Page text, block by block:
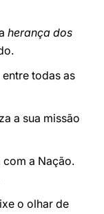
herança dos
todas as
a sua missão
a Nação.
o olhar de